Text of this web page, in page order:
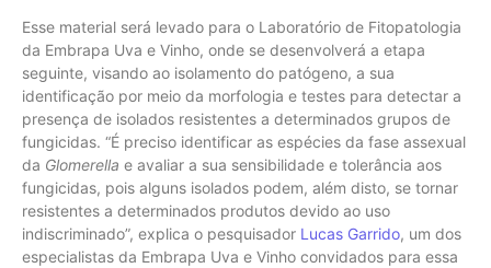
Esse material será levado para o Laboratório de Fitopatologia
da Embrapa Uva e Vinho, onde se desenvolverá a etapa
seguinte, visando ao isolamento do patógeno, a sua
identificação por meio da morfologia e testes para detectar a
presença de isolados resistentes a determinados grupos de
fungicidas. “É preciso identificar as espécies da fase assexual
da Glomerella e avaliar a sua sensibilidade e tolerância aos
fungicidas, pois alguns isolados podem, além disto, se tornar
resistentes a determinados produtos devido ao uso
indiscriminado”, explica o pesquisador Lucas Garrido, um dos
especialistas da Embrapa Uva e Vinho convidados para essa